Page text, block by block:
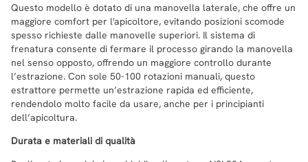
Questo modello è dotato di una manovella laterale, che offre un
maggiore comfort per l'apicoltore, evitando posizioni scomode
spesso richieste dalle manovelle superiori. Il sistema di
frenatura consente di fermare il processo girando la manovella
nel senso opposto, offrendo un maggiore controllo durante
l’estrazione. Con sole 50-100 rotazioni manuali, questo
estrattore permette un’estrazione rapida ed efficiente,
rendendolo molto facile da usare, anche per i principianti
dell’apicoltura.
Durata e materiali di qualità